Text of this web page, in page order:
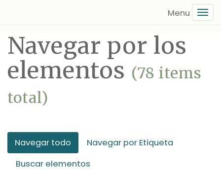
principal
Navegar por los
elementos (78 items
total)
Navegar todo
Navegar por Etiqueta
Buscar elementos